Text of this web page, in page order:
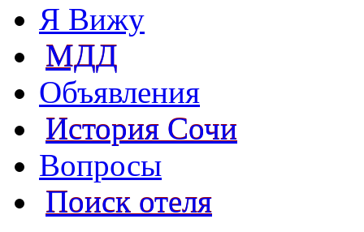
Я Вижу
МДД
Объявления
История Сочи
Вопросы
Поиск отеля